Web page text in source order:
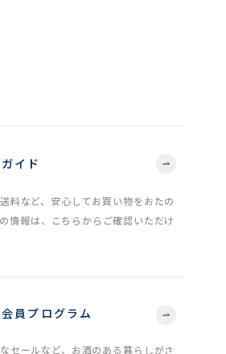
イド
料など、安心してお買い物をおたの
情報は、こちらからご確認いただけ
員プログラム
セールなど、お酒のある暮らしがさ